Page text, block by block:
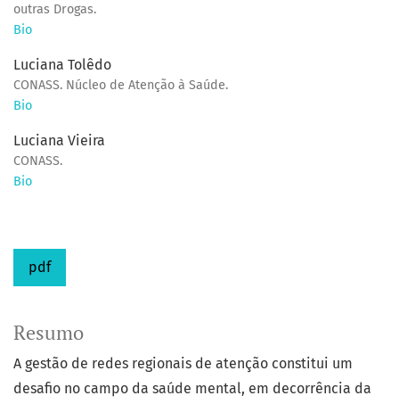
outras Drogas.
Bio
Luciana Tolêdo
CONASS. Núcleo de Atenção à Saúde.
Bio
Luciana Vieira
CONASS.
Bio
pdf
Resumo
A gestão de redes regionais de atenção constitui um
desafio no campo da saúde mental, em decorrência da